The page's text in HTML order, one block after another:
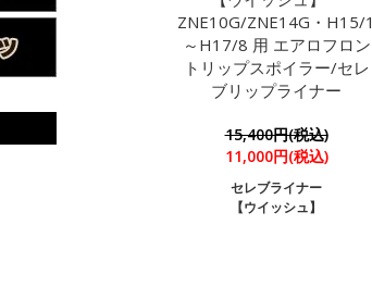
ZNE10G/ZNE14G・H15/1
～H17/8 用 エアロフロン
トリップスポイラー/セレ
ブリップライナー
15,400円(税込)
11,000円(税込)
セレブライナー
【ウイッシュ】